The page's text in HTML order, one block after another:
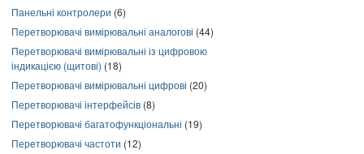
Панельні контролери (6)
Перетворювачі вимірювальні аналогові (44)
Перетворювачі вимірювальні із цифровою
індикацією (щитові) (18)
Перетворювачі вимірювальні цифрові (20)
Перетворювачі інтерфейсів (8)
Перетворювачі багатофункціональні (19)
Перетворювачі частоти (12)